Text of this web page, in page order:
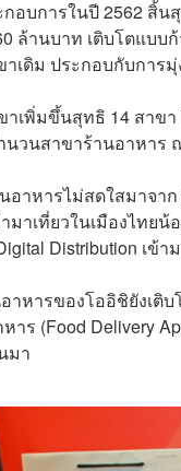
อบการในปี 2562 สิ้น
ล้านบาท เติบโตแบ
เดิม ประกอบกับการ
าเพิ่มขึ้นสุทธิ 14 สา
นวนสาขาร้านอาหา
าหารไม่สดใสมาจา
มาเที่ยวในเมืองไทย
Distribution เข้
หารของโออิชิยังเติ
าร (Food Delivery
มา